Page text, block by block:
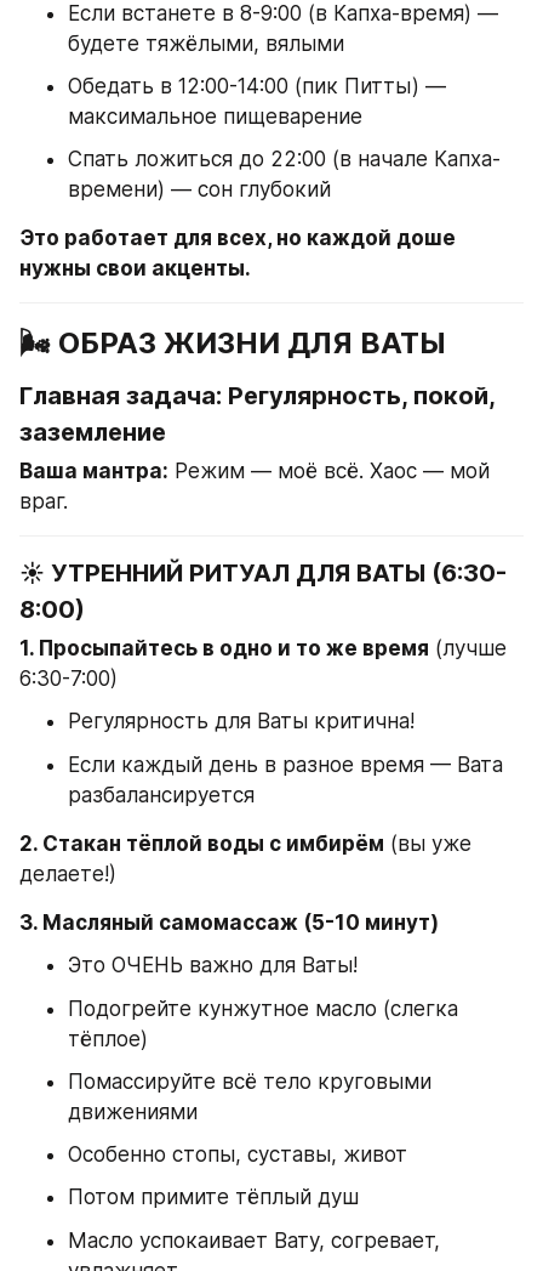
Если встанете в 8-9:00 (в Капха-время) —
будете тяжёлыми, вялыми
Обедать в 12:00-14:00 (пик Питты) —
максимальное пищеварение
Спать ложиться до 22:00 (в начале Капха-
времени) — сон глубокий
Это работает для всех, но каждой доше
нужны свои акценты.
🌬️ ОБРАЗ ЖИЗНИ ДЛЯ ВАТЫ
Главная задача: Регулярность, покой,
заземление
Ваша мантра: Режим — моё всё. Хаос — мой
враг.
☀️ УТРЕННИЙ РИТУАЛ ДЛЯ ВАТЫ (6:30-
8:00)
1. Просыпайтесь в одно и то же время (лучше
6:30-7:00)
Регулярность для Ваты критична!
Если каждый день в разное время — Вата
разбалансируется
2. Стакан тёплой воды с имбирём (вы уже
делаете!)
3. Масляный самомассаж (5-10 минут)
Это ОЧЕНЬ важно для Ваты!
Подогрейте кунжутное масло (слегка
тёплое)
Помассируйте всё тело круговыми
движениями
Особенно стопы, суставы, живот
Потом примите тёплый душ
Масло успокаивает Вату, согревает,